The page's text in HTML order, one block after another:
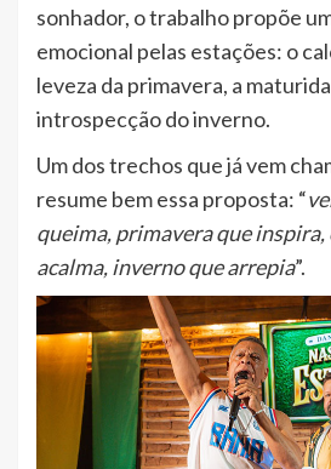
sonhador, o trabalho propõe
emocional pelas estações: o
leveza da primavera, a
introspecção do inverno.
Um dos trechos que já vem
resume bem essa proposta: “
queima, primavera que
acalma, inverno que arrepia”.